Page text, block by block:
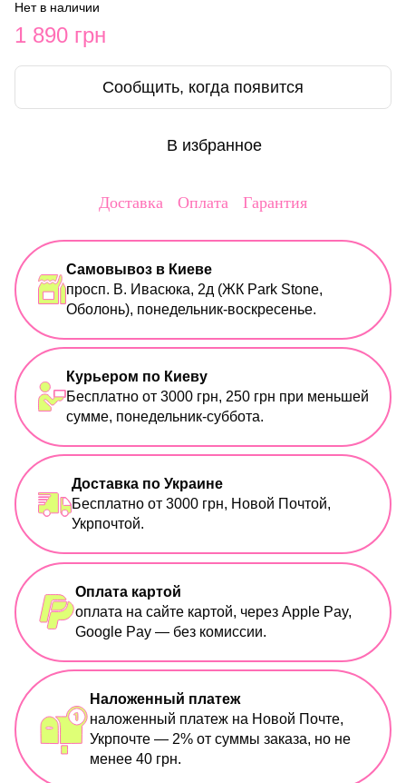
Нет в наличии
1 890 грн
Сообщить, когда появится
В избранное
Доставка Оплата Гарантия
Самовывоз в Киеве
просп. В. Ивасюка, 2д (ЖК Park Stone,
Оболонь), понедельник-воскресенье.
Курьером по Киеву
Бесплатно от 3000 грн, 250 грн при меньшей
сумме, понедельник-суббота.
Доставка по Украине
Бесплатно от 3000 грн, Новой Почтой,
Укрпочтой.
Оплата картой
оплата на сайте картой, через Apple Pay,
Google Pay — без комиссии.
Наложенный платеж
наложенный платеж на Новой Почте,
Укрпочте — 2% от суммы заказа, но не
менее 40 грн.